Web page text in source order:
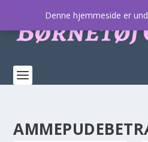
Denne hjemmeside er